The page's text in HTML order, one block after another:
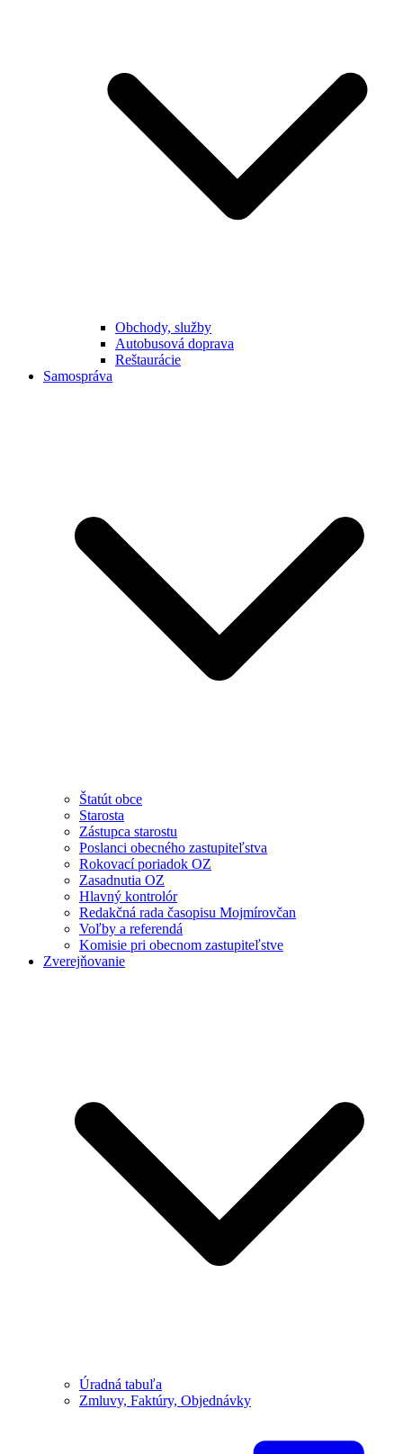
Obchody, služby
Autobusová doprava
Reštaurácie
Samospráva
Štatút obce
Starosta
Zástupca starostu
Poslanci obecného zastupiteľstva
Rokovací poriadok OZ
Zasadnutia OZ
Hlavný kontrolór
Redakčná rada časopisu Mojmírovčan
Voľby a referendá
Komisie pri obecnom zastupiteľstve
Zverejňovanie
Úradná tabuľa
Zmluvy, Faktúry, Objednávky